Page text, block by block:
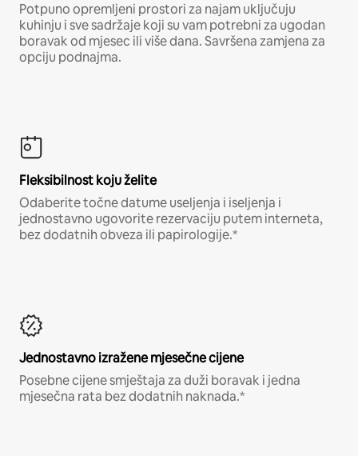
Potpuno opremljeni prostori za najam uključuju
kuhinju i sve sadržaje koji su vam potrebni za ugodan
boravak od mjesec ili više dana. Savršena zamjena za
opciju podnajma.
Fleksibilnost koju želite
Odaberite točne datume useljenja i iseljenja i
jednostavno ugovorite rezervaciju putem interneta,
bez dodatnih obveza ili papirologije.*
Jednostavno izražene mjesečne cijene
Posebne cijene smještaja za duži boravak i jedna
mjesečna rata bez dodatnih naknada.*